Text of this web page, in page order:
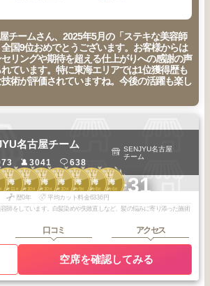
チームさん、2025年5月の「ステキな美容師
国9位おめでとうございます。お客様からは
リングや期待を超える仕上がりへの感謝の声
ています。特に東海エリアでは1位獲得歴も
術が評価されていますね。今後の活躍も楽し
1
東海
年 11
1
東海
2025年 10
1
東海
2025年 10
1
東海
2025年 10
1
東海
2025年 9
1
東海
2025年 6月
1
東海
2025年 6月+31
名古屋チーム
3041 638
SENJYU名古屋
チーム
歴0年
平均カット料金6336円
容師をしています。白髪染めや失敗直しなど、髪の悩みに寄り添った施術
口コミ アクセス
空席を確認してみる